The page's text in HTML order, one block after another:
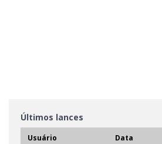
Últimos lances
Usuário Data